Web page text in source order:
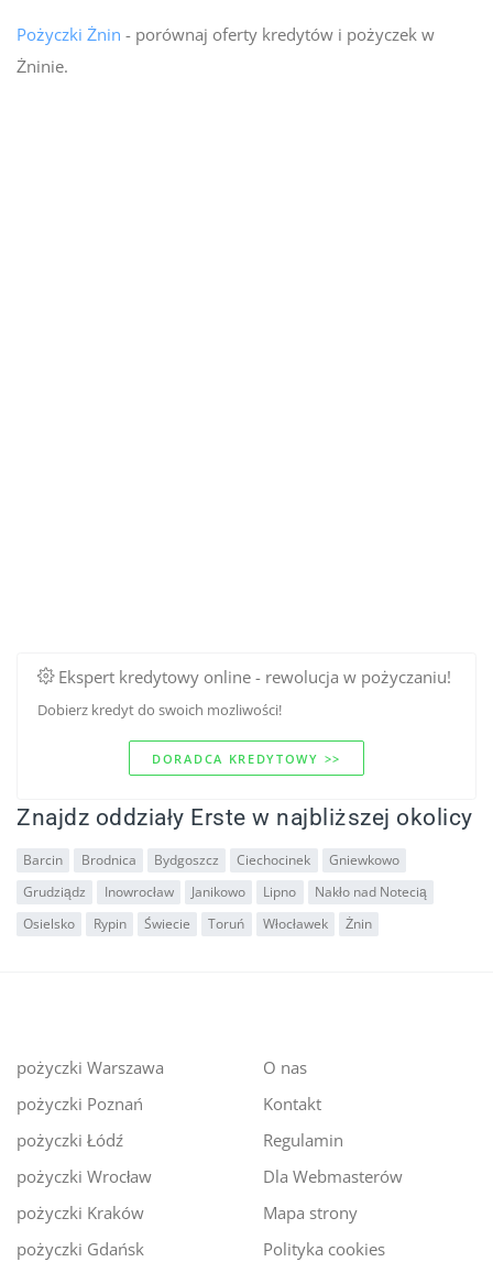
Pożyczki Żnin - porównaj oferty kredytów i pożyczek w
Żninie.
Ekspert kredytowy online - rewolucja w pożyczaniu!
Dobierz kredyt do swoich mozliwości!
DORADCA KREDYTOWY >>
Znajdz oddziały Erste w najbliższej okolicy
Barcin Brodnica Bydgoszcz Ciechocinek
Gniewkowo
Grudziądz
Inowrocław Janikowo Lipno
Nakło nad Notecią
Osielsko
Rypin Świecie Toruń Włocławek Żnin
pożyczki Warszawa
pożyczki Poznań
pożyczki Łódź
pożyczki Wrocław
pożyczki Kraków
pożyczki Gdańsk
O nas
Kontakt
Regulamin
Dla Webmasterów
Mapa strony
Polityka cookies